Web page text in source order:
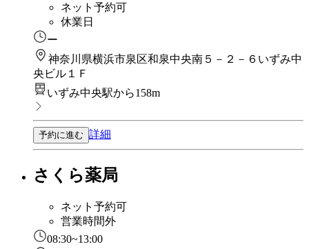
ネット予約可
休業日
ー
神奈川県横浜市泉区和泉中央南５－２－６いずみ中
央ビル１Ｆ
いずみ中央駅から158m
予約に進む 詳細
さくら薬局
ネット予約可
営業時間外
08:30~13:00